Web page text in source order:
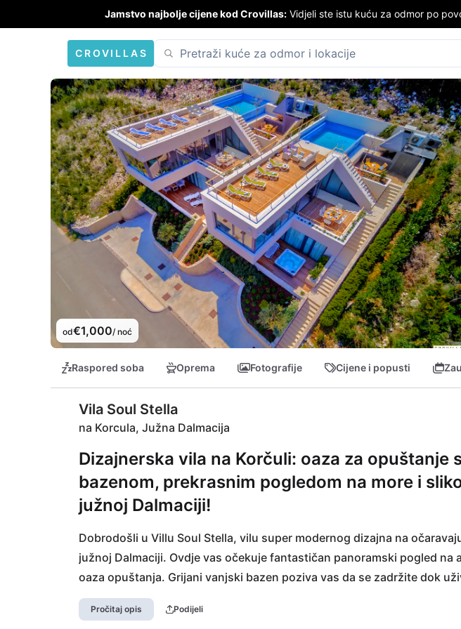
Jamstvo najbolje cijene kod Crovillas: Vidjeli ste istu kuću za odmor po
CROVILLAS
od€1,000/ noć
Raspored soba Oprema Fotografije Cijene i popusti
Vila Soul Stella
na Korcula, Južna Dalmacija
Dizajnerska vila na Korčuli: oaza za opuštanje
bazenom, prekrasnim pogledom na more i
južnoj Dalmaciji!
Dobrodošli u Villu Soul Stella, vilu super modernog dizajna na
južnoj Dalmaciji. Ovdje vas očekuje fantastičan panoramski pogled na
oaza opuštanja. Grijani vanjski bazen poziva vas da se zadržite dok
okruženju. Nadomak je slikovita plaža (90 m), savršena za sunčane
kulinarske doživljaje, restorani vas očekuju u blizini (1500 m), a
Pročitaj opis Podijeli